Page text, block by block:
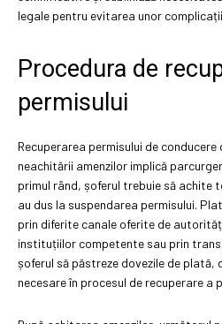
legale pentru evitarea unor
Procedura de
permisului
Recuperarea permisului de
neachitării amenzilor implică
primul rând, șoferul trebuie să achite
au dus la suspendarea permisului.
prin diferite canale oferite de
instituțiilor competente sau prin
șoferul să păstreze dovezile de plată,
necesare în procesul de recuperare a